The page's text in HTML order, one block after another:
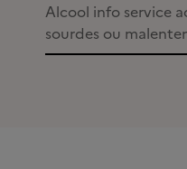
Alcool info service
sourdes ou